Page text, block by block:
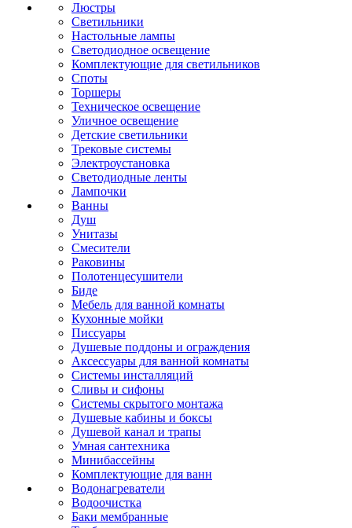
Люстры
Светильники
Настольные лампы
Светодиодное освещение
Комплектующие для светильников
Споты
Торшеры
Техническое освещение
Уличное освещение
Детские светильники
Трековые системы
Электроустановка
Светодиодные ленты
Лампочки
Ванны
Душ
Унитазы
Смесители
Раковины
Полотенцесушители
Биде
Мебель для ванной комнаты
Кухонные мойки
Писсуары
Душевые поддоны и ограждения
Аксессуары для ванной комнаты
Системы инсталляций
Сливы и сифоны
Системы скрытого монтажа
Душевые кабины и боксы
Душевой канал и трапы
Умная сантехника
Минибассейны
Комплектующие для ванн
Водонагреватели
Водоочистка
Баки мембранные